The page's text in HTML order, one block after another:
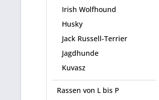
Irish Wolfhound
Husky
Jack Russell-Terrier
Jagdhunde
Kuvasz
Rassen von L bis P